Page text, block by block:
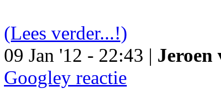
(Lees verder...!)
09 Jan '12 - 22:43 | Jeroen
Googley reactie